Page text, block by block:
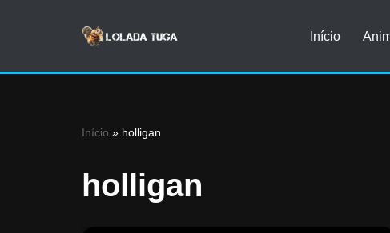
Início
Início » holligan
holligan